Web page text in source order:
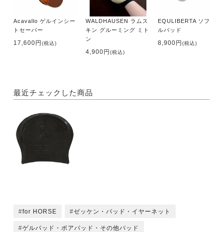
Acavallo ゲルインシー
トセーバー
17,600円(税込)
WALDHAUSEN ラムス
キン グルーミング ミト
ン
4,900円(税込)
EQULIBERTA ソフトゲ
ルパッド
8,900円(税込)
最近チェックした商品
for HORSE ゼッケン・パッド・イヤーネット
ゲルパッド・ボアパッド・その他パッド